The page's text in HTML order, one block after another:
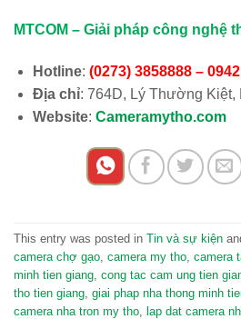
MTCOM – Giải pháp công nghệ
Hotline: (0273) 3858888 –
Địa chỉ: 764D, Lý Thường Kiệt,
Website: Cameramytho.com
This entry was posted in Tin và sự kiện
camera chợ gạo camera my tho camera
minh tien giang cong tac cam ung tien
tho tien giang giai phap nha thong minh
camera nha tron my tho lap dat camera